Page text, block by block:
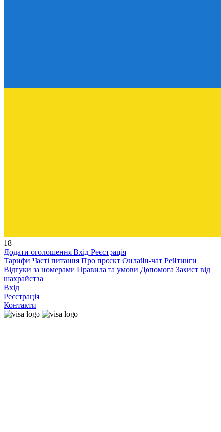
18+
Додати оголошення Вхід Реєстрація
Тарифи Часті питання Про проєкт Онлайн-чат Рейтинги
Відгуки за номерами Правила та умови Допомога Захист від
шахрайства
Вхід
Реєстрація
Контакти